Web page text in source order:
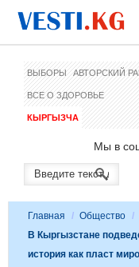
ВЫБОРЫ АВТОРСКИЙ
ВСЕ О ЗДОРОВЬЕ
КЫРГЫЗЧА
Мы в
Главная / Общество /
В Кыргызстане
история как пласт